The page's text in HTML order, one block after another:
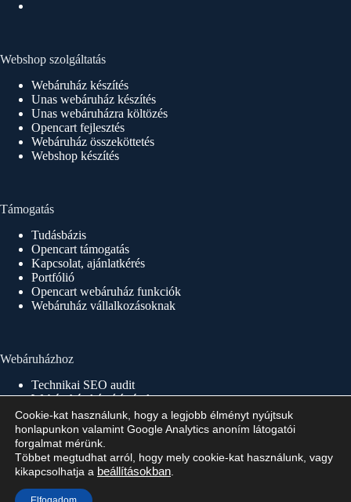
Webshop szolgáltatás
Webáruház készítés
Unas webáruház készítés
Unas webáruházra költözés
Opencart fejlesztés
Webáruház összeköttetés
Webshop készítés
Támogatás
Tudásbázis
Opencart támogatás
Kapcsolat, ajánlatkérés
Portfólió
Opencart webáruház funkciók
Webáruház vállalkozásoknak
Webáruházhoz
Technikai SEO audit
Webáruház készítés árak
Webáruház készítés 1×1
Webáruház készítés menete
Webáruház indítás, üzemeltetés
Copyright © 2026 - Minden jog fenntartva!
Cookie-kat használunk, hogy a legjobb élményt nyújtsuk
honlapunkon valamint Google Analytics anoním látogatói
forgalmat mérünk.
Többet megtudhat arról, hogy mely cookie-kat használunk, vagy
kikapcsolhatja a beállításokban